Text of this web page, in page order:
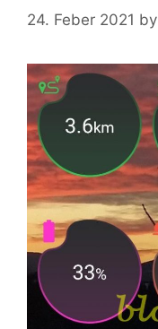
24. Feber 2021 by